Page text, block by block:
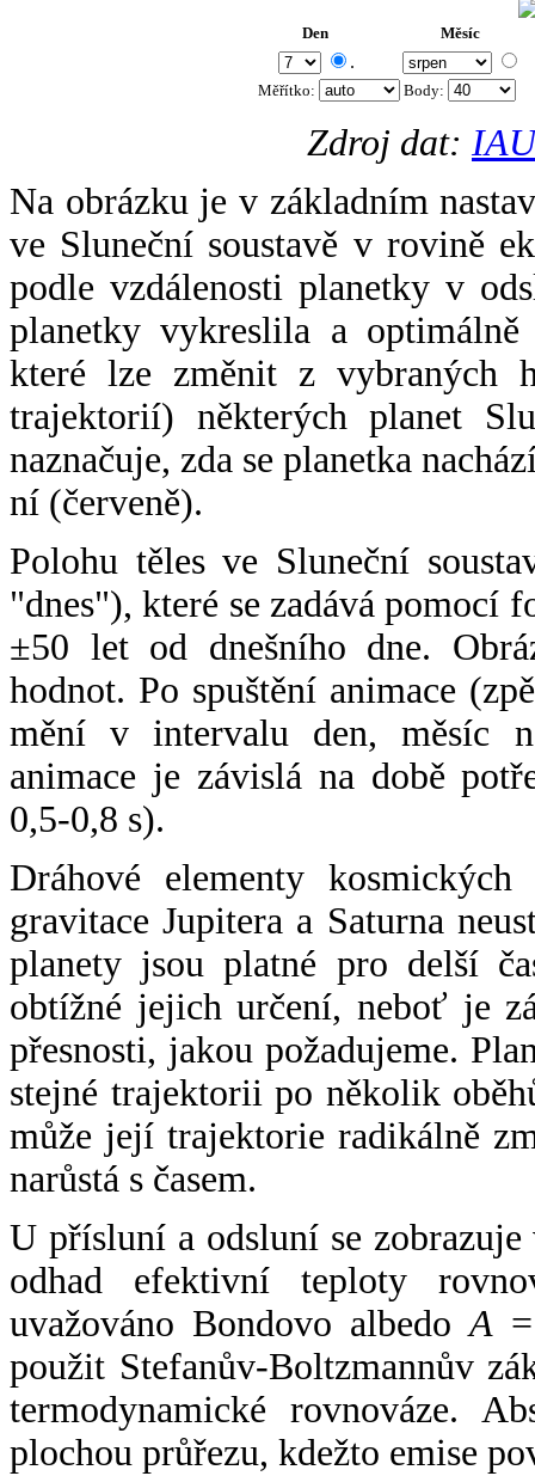
Den Měsíc
.
Měřítko: Body:
Zdroj dat:
Na obrázku je v základním
ve Sluneční soustavě v rovině
podle vzdálenosti planetky v
planetky vykreslila a
které lze změnit z vybraných
trajektorií) některých planet
naznačuje, zda se planetka
ní (červeně).
Polohu těles ve Sluneční
"dnes"), které se zadává pomocí
±50 let od dnešního dne.
hodnot. Po spuštění animace
mění v intervalu den, měsíc
animace je závislá na době
0,5-0,8 s).
Dráhové elementy
gravitace Jupitera a Saturna
planety jsou platné pro delší
obtížné jejich určení, neboť je
přesnosti, jakou požadujeme.
stejné trajektorii po několik
může její trajektorie radikálně
narůstá s časem.
U přísluní a odsluní se
odhad efektivní teploty
uvažováno Bondovo albedoA
použit Stefanův-Boltzmannův
termodynamické rovnováze.
plochou průřezu, kdežto emise